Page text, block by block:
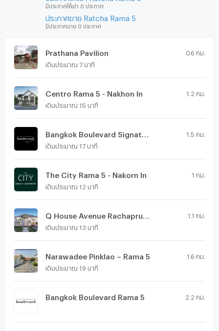
มีประกาศให้เช่า 0 ประกาศ
ประกาศขาย Ratcha Rama 5
มีประกาศขาย 0 ประกาศ
Prathana Pavilion 0.6 กม.
เดินประมาณ 7 นาที
Centro Rama 5 - Nakhon In 1.2 กม.
เดินประมาณ 15 นาที
1.5 กม.
เดินประมาณ 17 นาที
The City Rama 5 - Nakorn In 1 กม.
เดินประมาณ 12 นาที
1.1 กม.
เดินประมาณ 13 นาที
Narawadee Pinklao – Rama 5 1.6 กม.
เดินประมาณ 19 นาที
Bangkok Boulevard Rama 5 2.2 กม.